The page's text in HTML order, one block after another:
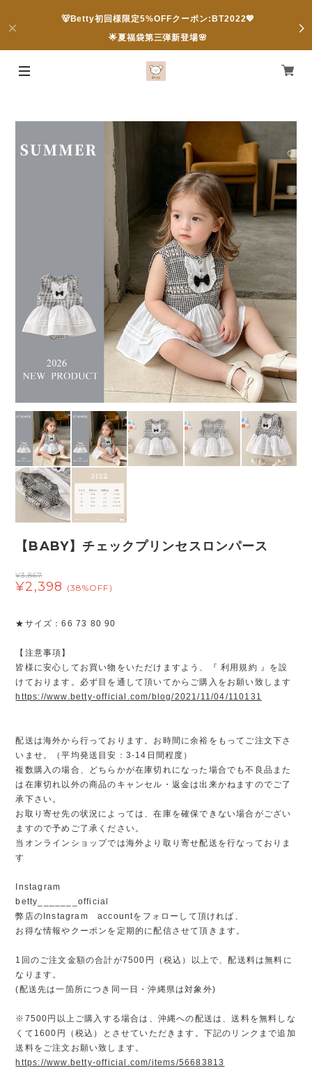
🐻Betty初回様限定5%OFFクーポン:BT2022💖
🌟夏福袋第三弾新登場🌸
【BABY】チェックプリンセスロンパース
¥3,867
¥2,398 (38%OFF)
★サイズ：66 73 80 90
【注意事項】
皆様に安心してお買い物をいただけますよう、『 利用規約 』を設
けております。必ず目を通して頂いてからご購入をお願い致します
https://www.betty-official.com/blog/2021/11/04/110131
配送は海外から行っております。お時間に余裕をもってご注文下さ
いませ。（平均発送目安：3-14日間程度）
複数購入の場合、どちらかが在庫切れになった場合でも不良品また
は在庫切れ以外の商品のキャンセル・返金は出来かねますのでご了
承下さい。
お取り寄せ先の状況によっては、在庫を確保できない場合がござい
ますので予めご了承ください。
当オンラインショップでは海外より取り寄せ配送を行なっておりま
す
Instagram
betty_______official
弊店のInstagram accountをフォローして頂ければ、
お得な情報やクーポンを定期的に配信させて頂きます。
1回のご注文金額の合計が7500円（税込）以上で、配送料は無料に
なります。
(配送先は一箇所につき同一日・沖縄県は対象外)
※7500円以上ご購入する場合は、沖縄への配送は、送料を無料しな
くて1600円（税込）とさせていただきます。下記のリンクまで追加
送料をご注文お願い致します。
https://www.betty-official.com/items/56683813